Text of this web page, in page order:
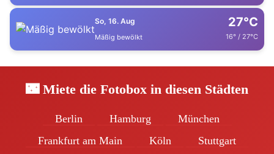
So, 16. Aug
Mäßig bewölkt
27°C
16° / 27°C
🌃 Miete die Fotobox in diesen Städten
Berlin Hamburg
München
Frankfurt am Main
Köln Stuttgart